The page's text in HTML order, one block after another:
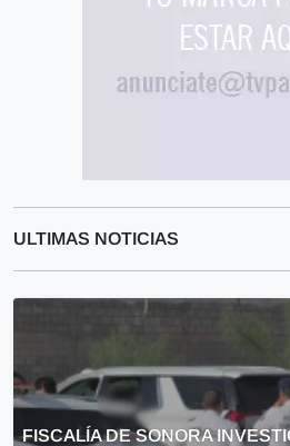
ULTIMAS NOTICIAS
FISCALÍA DE SONORA